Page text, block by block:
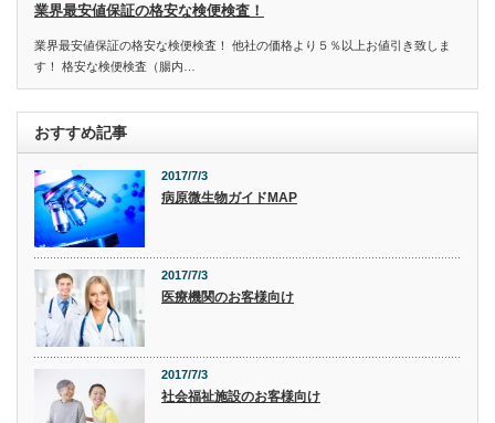
業界最安値保証の格安な検便検査！
業界最安値保証の格安な検便検査！ 他社の価格より５％以上お値引き致しま
す！ 格安な検便検査（腸内…
おすすめ記事
2017/7/3
病原微生物ガイドMAP
2017/7/3
医療機関のお客様向け
2017/7/3
社会福祉施設のお客様向け